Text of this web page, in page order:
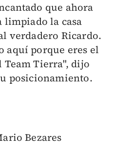
que ahora
limpiado la casa
verdadero Ricardo.
aquí porque eres el
Team Tierra", dijo
posicionamiento.
Bezares